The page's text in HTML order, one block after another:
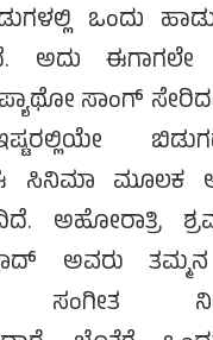
ಒಂದು
ಅದು ಈಗಾಗಲೇ
ಸಾಂಗ್
ಸಿನಿಮಾ ಮೂಲಕ
ಅಹೋರಾತ್ರಿ
ಅವರು
ಸಂಗೀತ